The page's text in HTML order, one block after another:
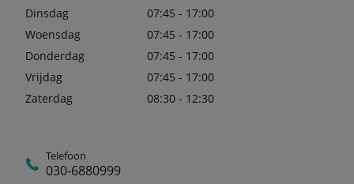
Dinsdag
07:45 - 17:00
Woensdag
07:45 - 17:00
Donderdag
07:45 - 17:00
Vrijdag
07:45 - 17:00
Zaterdag
08:30 - 12:30
Telefoon
030-6880999